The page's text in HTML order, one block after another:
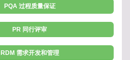
PQA 过程质量保证
PR 同行评审
RDM 需求开发和管理